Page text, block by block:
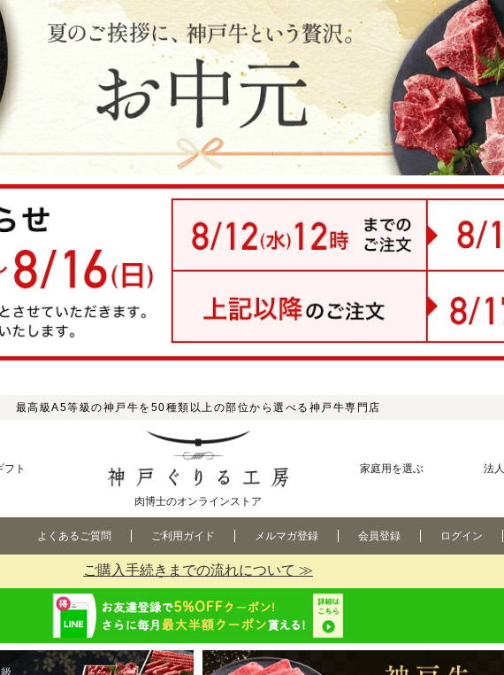
最高級A5等級の神戸牛を50種類以上の部位から選べる神戸牛専門店
フト
肉博士のオンラインストア
家庭用を選ぶ 法
よくあるご質問 ご利用ガイド メルマガ登録 会員登録 ログイン
ご購入手続きまでの流れについて ≫